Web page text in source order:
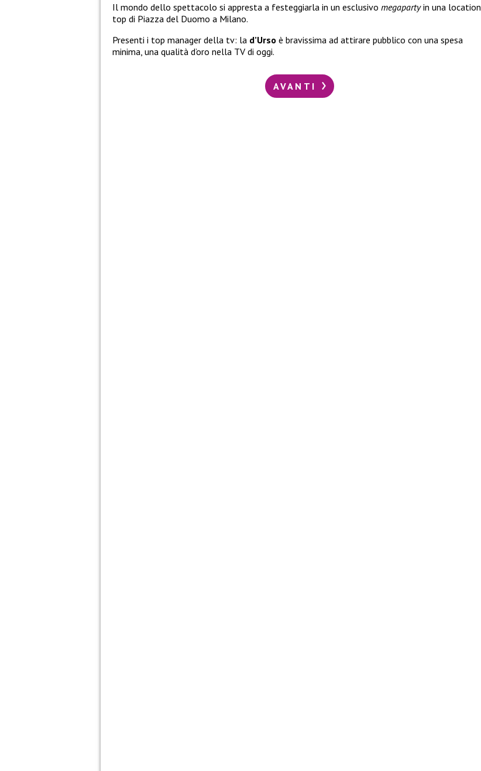
Il mondo dello spettacolo si appresta a festeggiarla in un esclusivo megapartyin una location
top di Piazza del Duomo a Milano.
Presenti i top manager della tv: la d’Urso è bravissima ad attirare pubblico con una spesa
minima, una qualità d’oro nella TV di oggi.
AVANTI